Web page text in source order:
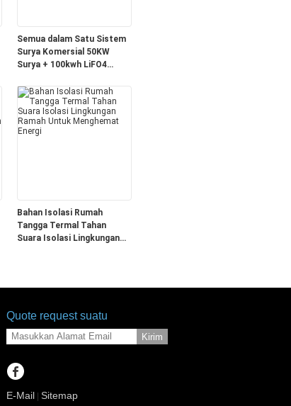
Semua dalam Satu Sistem
Surya Komersial 50KW
Surya + 100kwh LiFO4
Bahan Isolasi Rumah
Tangga Termal Tahan
Suara Isolasi Lingkungan
Quote request suatu
Kirim
E-Mail Sitemap